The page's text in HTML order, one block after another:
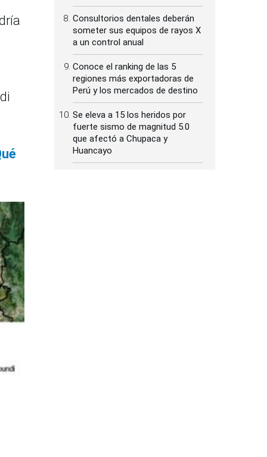
Consultorios dentales deberán
someter sus equipos de rayos X
a un control anual
Conoce el ranking de las 5
regiones más exportadoras de
Perú y los mercados de destino
Se eleva a 15 los heridos por
fuerte sismo de magnitud 5.0
que afectó a Chupaca y
Huancayo